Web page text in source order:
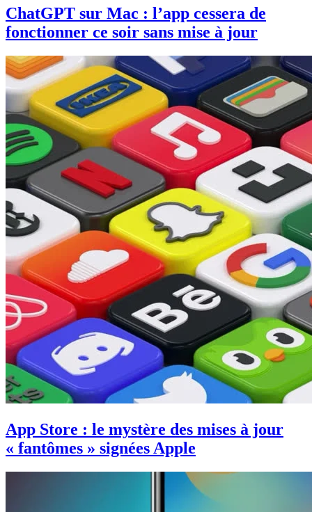
ChatGPT sur Mac : l’app cessera de
fonctionner ce soir sans mise à jour
App Store : le mystère des mises à jour
« fantômes » signées Apple